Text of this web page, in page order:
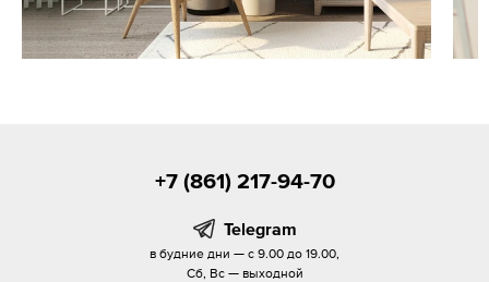
+7 (861) 217-94-70
Telegram
в будние дни — с 9.00 до 19.00,
Сб, Вс — выходной